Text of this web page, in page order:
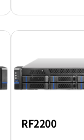
RF2200